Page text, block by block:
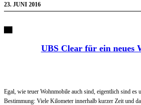
23. JUNI 2016
UBS Clear für ein neues
Egal, wie teuer Wohnmobile auch sind, eigentlich sind es
Bestimmung: Viele Kilometer innerhalb kurzer Zeit und